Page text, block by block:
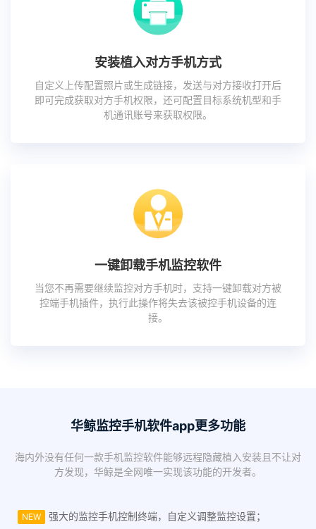
安装植入对方手机方式
自定义上传配置照片或生成链接，发送与对方接收打开后
即可完成获取对方手机权限，还可配置目标系统机型和手
机通讯账号来获取权限。
一键卸载手机监控软件
当您不再需要继续监控对方手机时，支持一键卸载对方被
控端手机插件，执行此操作将失去该被控手机设备的连
接。
华鲸监控手机软件app更多功能
海内外没有任何一款手机监控软件能够远程隐藏植入安装且不让对
方发现，华鲸是全网唯一实现该功能的开发者。
NEW 强大的监控手机控制终端，自定义调整监控设置；